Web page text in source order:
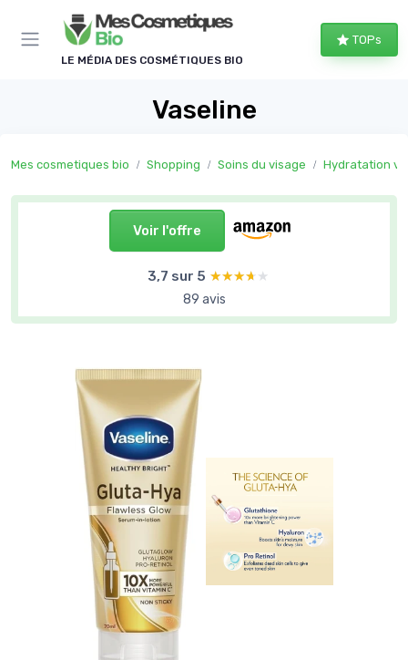
LE MÉDIA DES COSMÉTIQUES BIO
TOPs
Vaseline
Mes cosmetiques bio Shopping Soins du visage Hydratation
Voir l'offre
3,7 sur 5 ★★★★★
★★★★★
89 avis
Panneau de gestion des cookies